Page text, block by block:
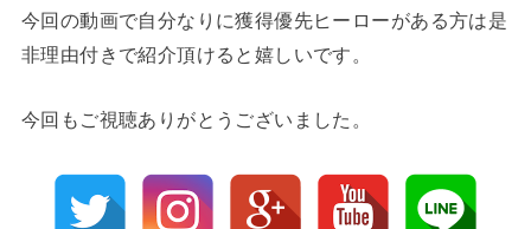
今回の動画で自分なりに獲得優先ヒーローがある方は是
非理由付きで紹介頂けると嬉しいです。
今回もご視聴ありがとうございました。